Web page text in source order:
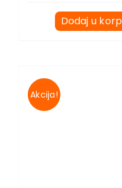
Dodaj u
Akcija!